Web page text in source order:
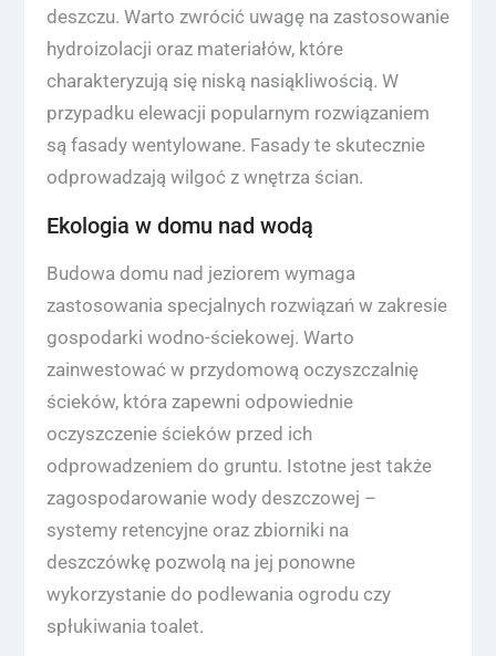
deszczu. Warto zwrócić uwagę na zastosowanie
hydroizolacji oraz materiałów, które
charakteryzują się niską nasiąkliwością. W
przypadku elewacji popularnym rozwiązaniem
są fasady wentylowane. Fasady te skutecznie
odprowadzają wilgoć z wnętrza ścian.
Ekologia w domu nad wodą
Budowa domu nad jeziorem wymaga
zastosowania specjalnych rozwiązań w zakresie
gospodarki wodno-ściekowej. Warto
zainwestować w przydomową oczyszczalnię
ścieków, która zapewni odpowiednie
oczyszczenie ścieków przed ich
odprowadzeniem do gruntu. Istotne jest także
zagospodarowanie wody deszczowej –
systemy retencyjne oraz zbiorniki na
deszczówkę pozwolą na jej ponowne
wykorzystanie do podlewania ogrodu czy
spłukiwania toalet.